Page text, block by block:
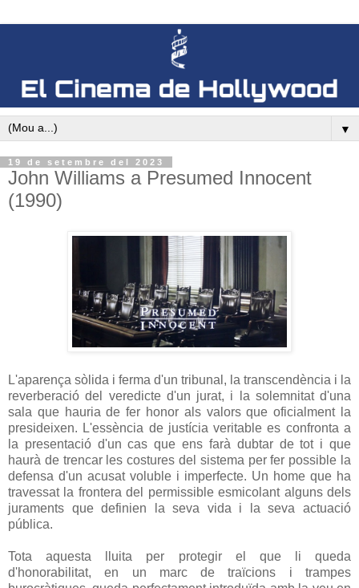
▼
19 de setembre del 2023
John Williams a Presumed Innocent
(1990)
L'aparença sòlida i ferma d'un tribunal, la transcendència i la
reverberació del veredicte d'un jurat, i la solemnitat d'una
sala que hauria de fer honor als valors que oficialment la
presideixen. L'essència de justícia veritable es confronta a
la presentació d'un cas que ens farà dubtar de tot i que
haurà de trencar les costures del sistema per fer possible la
defensa d'un acusat voluble i imperfecte. Un home que ha
travessat la frontera del permissible esmicolant alguns dels
juraments que definien la seva vida i la seva actuació
pública.
Tota aquesta lluita per protegir el que li queda
d'honorabilitat, en un marc de traïcions i trampes